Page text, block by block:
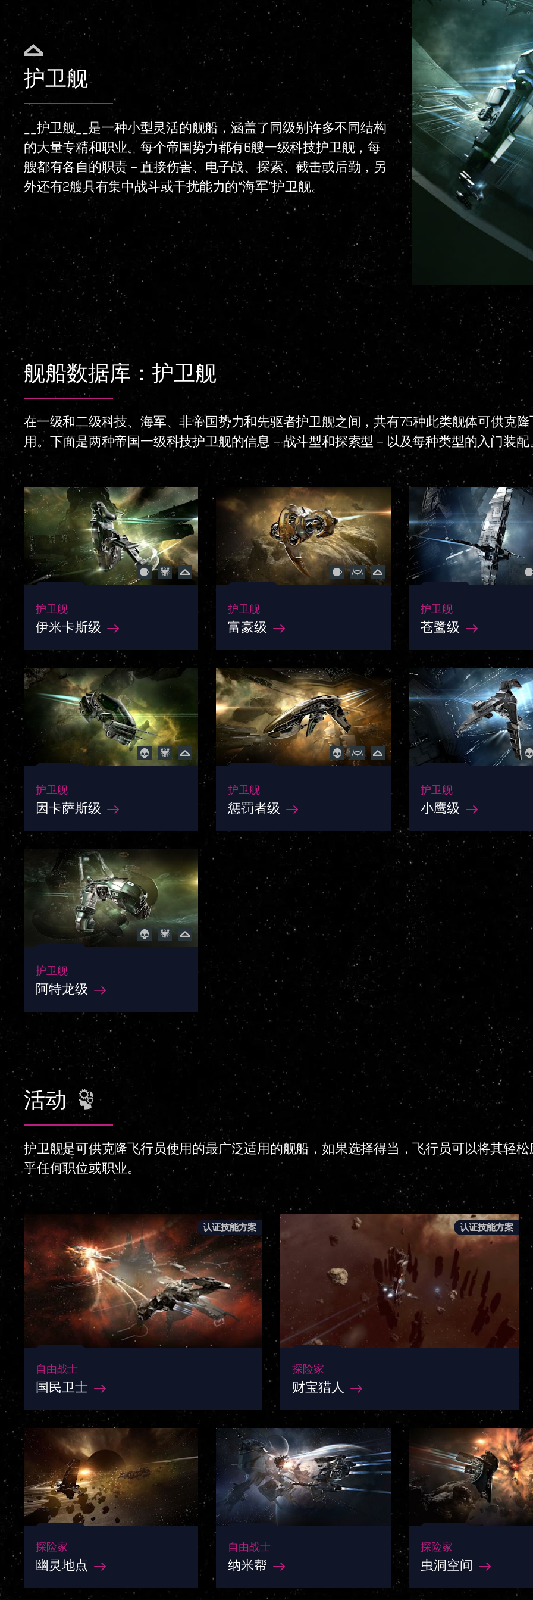
护卫舰
__护卫舰__是一种小型灵活的舰船，涵盖了同级别许多不同结构
的大量专精和职业。每个帝国势力都有6艘一级科技护卫舰，每
艘都有各自的职责－直接伤害、电子战、探索、截击或后勤，另
外还有2艘具有集中战斗或干扰能力的“海军”护卫舰。
舰船数据库：护卫舰
在一级和二级科技、海军、非帝国势力和先驱者护卫舰之间，共有75种此类舰体可供克
用。下面是两种帝国一级科技护卫舰的信息－战斗型和探索型－以及每种类型的入门装配
护卫舰
伊米卡斯级
护卫舰
富豪级
护卫舰
苍鹭级
护卫舰
因卡萨斯级
护卫舰
惩罚者级
护卫舰
小鹰级
护卫舰
阿特龙级
活动
护卫舰是可供克隆飞行员使用的最广泛适用的舰船，如果选择得当，飞行员可以将其轻松
乎任何职位或职业。
认证技能方案
自由战士
国民卫士
认证技能方案
探险家
财宝猎人
探险家
幽灵地点
自由战士
纳米帮
探险家
虫洞空间